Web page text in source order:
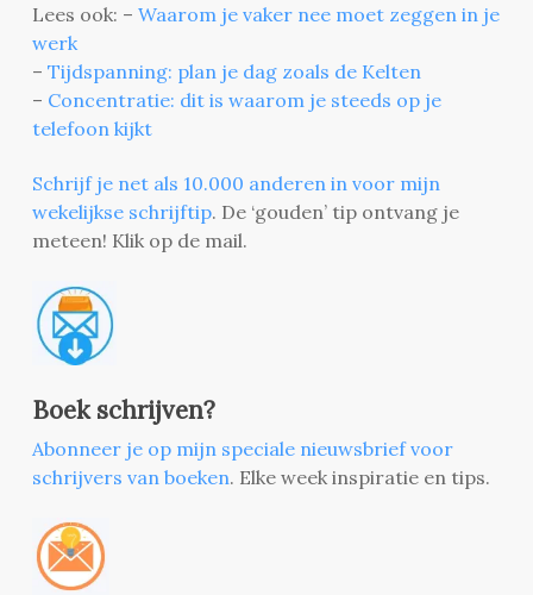
Lees ook: – Waarom je vaker nee moet zeggen in je
werk
– Tijdspanning: plan je dag zoals de Kelten
– Concentratie: dit is waarom je steeds op je
telefoon kijkt
Schrijf je net als 10.000 anderen in voor mijn
wekelijkse schrijftip. De ‘gouden’ tip ontvang je
meteen! Klik op de mail.
Boek schrijven?
Abonneer je op mijn speciale nieuwsbrief voor
schrijvers van boeken. Elke week inspiratie en tips.